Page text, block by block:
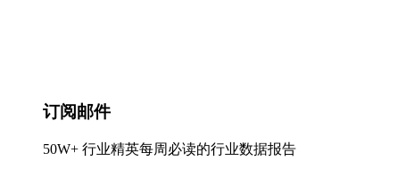
订阅邮件
50W+ 行业精英每周必读的行业数据报告